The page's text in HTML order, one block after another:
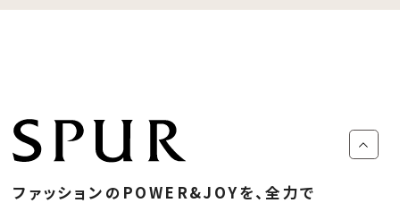
ファッションのPOWER&JOYを、全力で